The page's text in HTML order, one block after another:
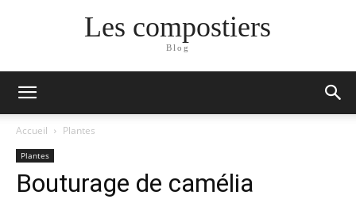
Les compostiers
Blog
Accueil Plantes
Plantes
Bouturage de camélia